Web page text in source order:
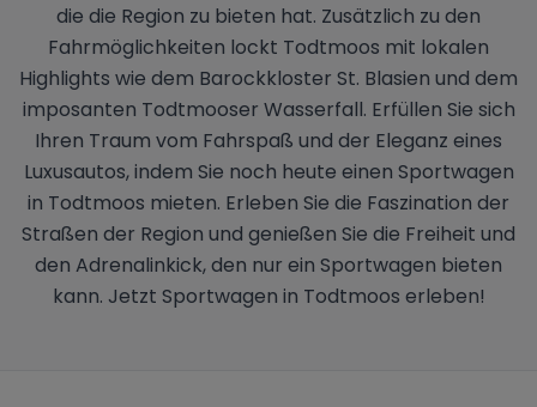
die die Region zu bieten hat. Zusätzlich zu den
Fahrmöglichkeiten lockt Todtmoos mit lokalen
Highlights wie dem Barockkloster St. Blasien und dem
imposanten Todtmooser Wasserfall. Erfüllen Sie sich
Ihren Traum vom Fahrspaß und der Eleganz eines
Luxusautos, indem Sie noch heute einen Sportwagen
in Todtmoos mieten. Erleben Sie die Faszination der
Straßen der Region und genießen Sie die Freiheit und
den Adrenalinkick, den nur ein Sportwagen bieten
kann. Jetzt Sportwagen in Todtmoos erleben!